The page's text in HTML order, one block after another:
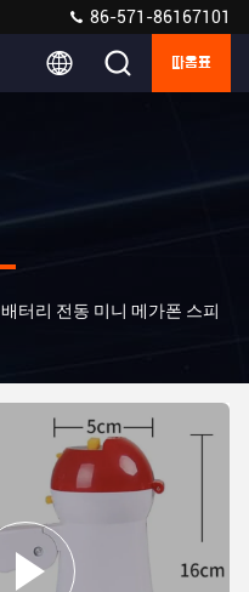
86-571-86167101
따옴표
배터리 전동 미니 메가폰 스피